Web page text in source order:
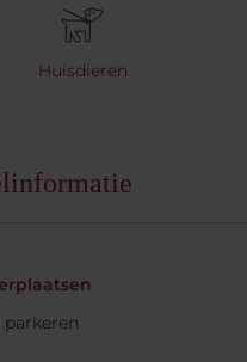
Huisdieren
parkeren